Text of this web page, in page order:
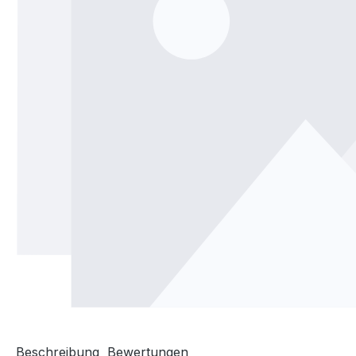
Beschreibung Bewertungen